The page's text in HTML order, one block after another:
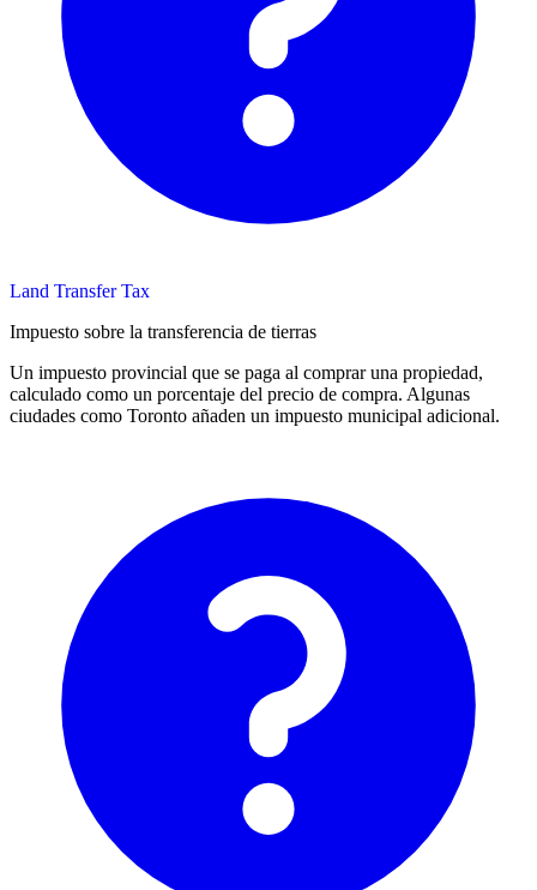
Land Transfer Tax
Impuesto sobre la transferencia de tierras
Un impuesto provincial que se paga al comprar una propiedad,
calculado como un porcentaje del precio de compra. Algunas
ciudades como Toronto añaden un impuesto municipal adicional.